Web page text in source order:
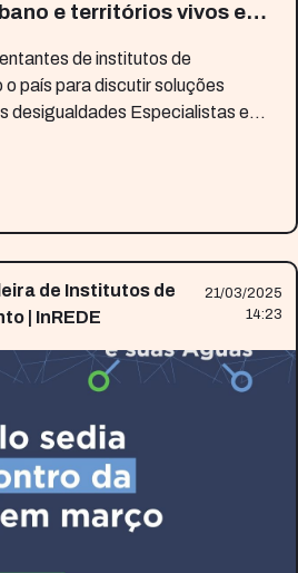
e territórios vivos em
de institutos de
país para discutir soluções
desigualdades Especialistas e
do 12º Encontro Nacional
de Institutos de
| InREDE
21/03/2025
14:23